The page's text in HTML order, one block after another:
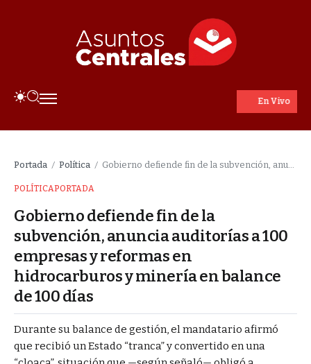
Portada / Política / Gobierno defiende fin de la subvención, anuncia auditorías a 100 empresas y reformas en hidrocarburos y minería en balance de 100 días
POLÍTICAPORTADA
Gobierno defiende fin de la
subvención, anuncia auditorías a 100
empresas y reformas en
hidrocarburos y minería en balance
de 100 días
Durante su balance de gestión, el mandatario afirmó
que recibió un Estado “tranca” y convertido en una